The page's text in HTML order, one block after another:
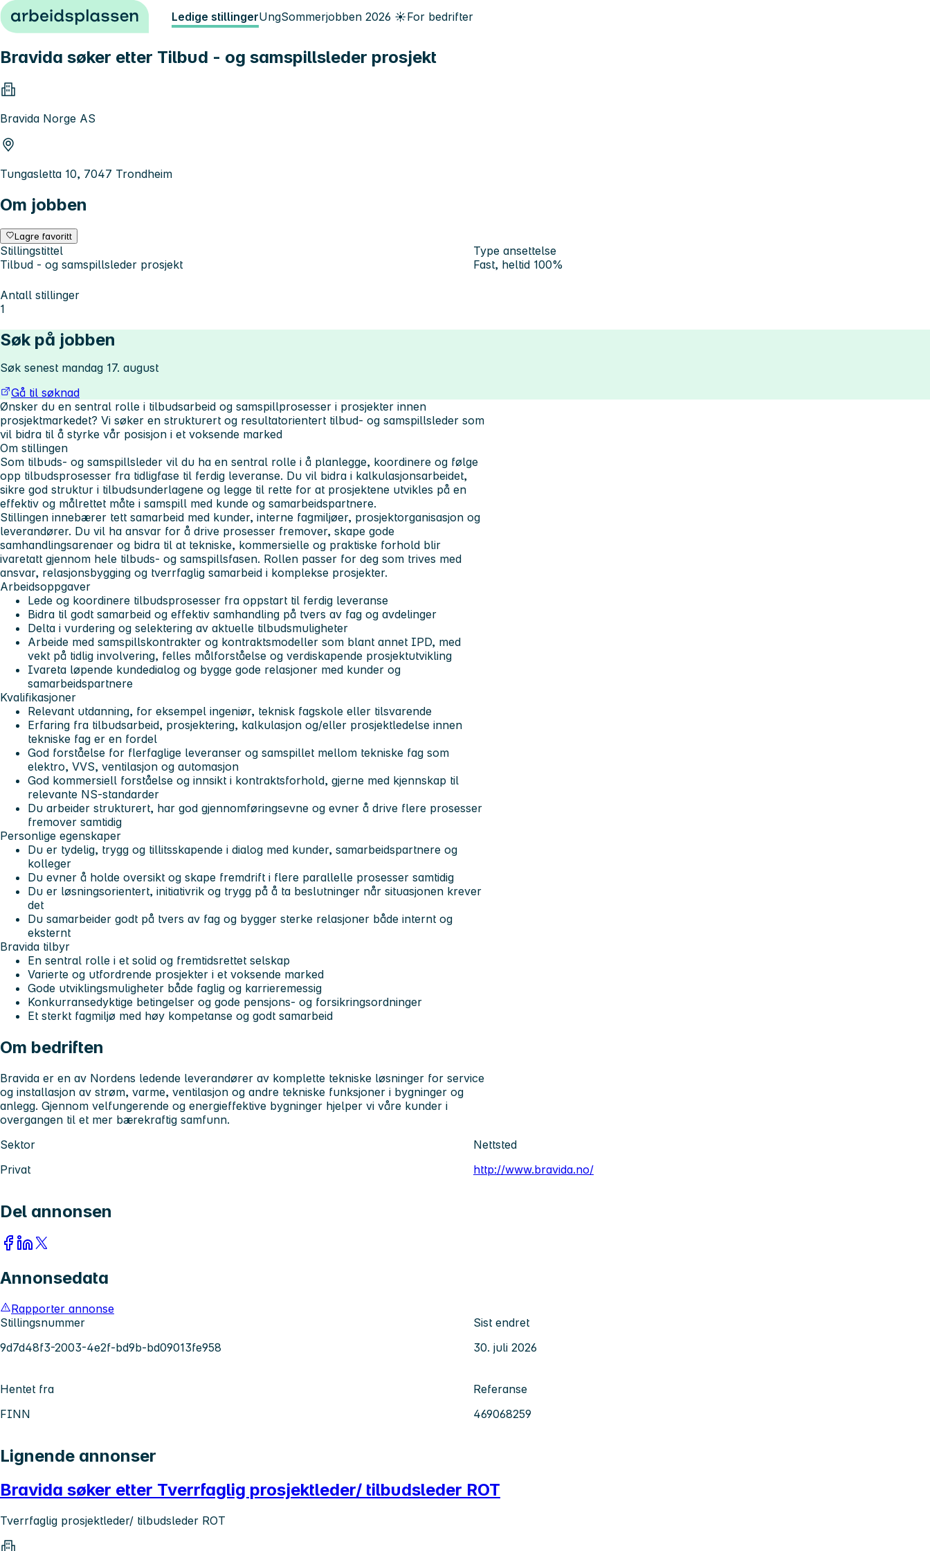
Hopp til innhold Ledige stillingerUngSommerjobben 2026 ☀️For bedrifter
Bravida søker etter Tilbud - og samspillsleder prosjekt
Bravida Norge AS
Tungasletta 10, 7047 Trondheim
Om jobben
Lagre favoritt
Stillingstittel
Tilbud - og samspillsleder prosjekt
Type ansettelse
Fast, heltid 100%
Antall stillinger
1
Søk på jobben
Søk senest mandag 17. august
Gå til søknad
Ønsker du en sentral rolle i tilbudsarbeid og samspillprosesser i prosjekter innen
prosjektmarkedet? Vi søker en strukturert og resultatorientert tilbud- og samspillsleder som
vil bidra til å styrke vår posisjon i et voksende marked
Om stillingen
Som tilbuds- og samspillsleder vil du ha en sentral rolle i å planlegge, koordinere og følge
opp tilbudsprosesser fra tidligfase til ferdig leveranse. Du vil bidra i kalkulasjonsarbeidet,
sikre god struktur i tilbudsunderlagene og legge til rette for at prosjektene utvikles på en
effektiv og målrettet måte i samspill med kunde og samarbeidspartnere.
Stillingen innebærer tett samarbeid med kunder, interne fagmiljøer, prosjektorganisasjon og
leverandører. Du vil ha ansvar for å drive prosesser fremover, skape gode
samhandlingsarenaer og bidra til at tekniske, kommersielle og praktiske forhold blir
ivaretatt gjennom hele tilbuds- og samspillsfasen. Rollen passer for deg som trives med
ansvar, relasjonsbygging og tverrfaglig samarbeid i komplekse prosjekter.
Arbeidsoppgaver
Lede og koordinere tilbudsprosesser fra oppstart til ferdig leveranse
Bidra til godt samarbeid og effektiv samhandling på tvers av fag og avdelinger
Delta i vurdering og selektering av aktuelle tilbudsmuligheter
Arbeide med samspillskontrakter og kontraktsmodeller som blant annet IPD, med
vekt på tidlig involvering, felles målforståelse og verdiskapende prosjektutvikling
Ivareta løpende kundedialog og bygge gode relasjoner med kunder og
samarbeidspartnere
Kvalifikasjoner
Relevant utdanning, for eksempel ingeniør, teknisk fagskole eller tilsvarende
Erfaring fra tilbudsarbeid, prosjektering, kalkulasjon og/eller prosjektledelse innen
tekniske fag er en fordel
God forståelse for flerfaglige leveranser og samspillet mellom tekniske fag som
elektro, VVS, ventilasjon og automasjon
God kommersiell forståelse og innsikt i kontraktsforhold, gjerne med kjennskap til
relevante NS-standarder
Du arbeider strukturert, har god gjennomføringsevne og evner å drive flere prosesser
fremover samtidig
Personlige egenskaper
Du er tydelig, trygg og tillitsskapende i dialog med kunder, samarbeidspartnere og
kolleger
Du evner å holde oversikt og skape fremdrift i flere parallelle prosesser samtidig
Du er løsningsorientert, initiativrik og trygg på å ta beslutninger når situasjonen krever
det
Du samarbeider godt på tvers av fag og bygger sterke relasjoner både internt og
eksternt
Bravida tilbyr
En sentral rolle i et solid og fremtidsrettet selskap
Varierte og utfordrende prosjekter i et voksende marked
Gode utviklingsmuligheter både faglig og karrieremessig
Konkurransedyktige betingelser og gode pensjons- og forsikringsordninger
Et sterkt fagmiljø med høy kompetanse og godt samarbeid
Om bedriften
Bravida er en av Nordens ledende leverandører av komplette tekniske løsninger for service
og installasjon av strøm, varme, ventilasjon og andre tekniske funksjoner i bygninger og
anlegg. Gjennom velfungerende og energieffektive bygninger hjelper vi våre kunder i
overgangen til et mer bærekraftig samfunn.
Sektor
Privat
Nettsted
http://www.bravida.no/
Del annonsen
Annonsedata
Rapporter annonse
Stillingsnummer
9d7d48f3-2003-4e2f-bd9b-bd09013fe958
Sist endret
30. juli 2026
Hentet fra
FINN
Referanse
469068259
Lignende annonser
Bravida søker etter Tverrfaglig prosjektleder/ tilbudsleder ROT
Tverrfaglig prosjektleder/ tilbudsleder ROT